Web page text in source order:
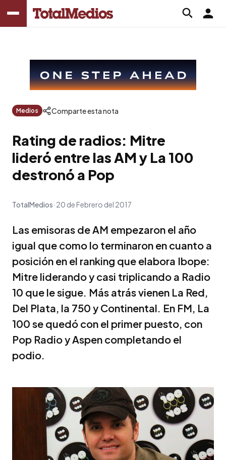
Medios Comparte esta nota
Rating de radios: Mitre
lideró entre las AM y La 100
destronó a Pop
TotalMedios 20 de Febrero del 2017
Las emisoras de AM empezaron el año
igual que como lo terminaron en cuanto a
posición en el ranking que elabora Ibope:
Mitre liderando y casi triplicando a Radio
10 que le sigue. Más atrás vienen La Red,
Del Plata, la 750 y Continental. En FM, La
100 se quedó con el primer puesto, con
Pop Radio y Aspen completando el
podio.